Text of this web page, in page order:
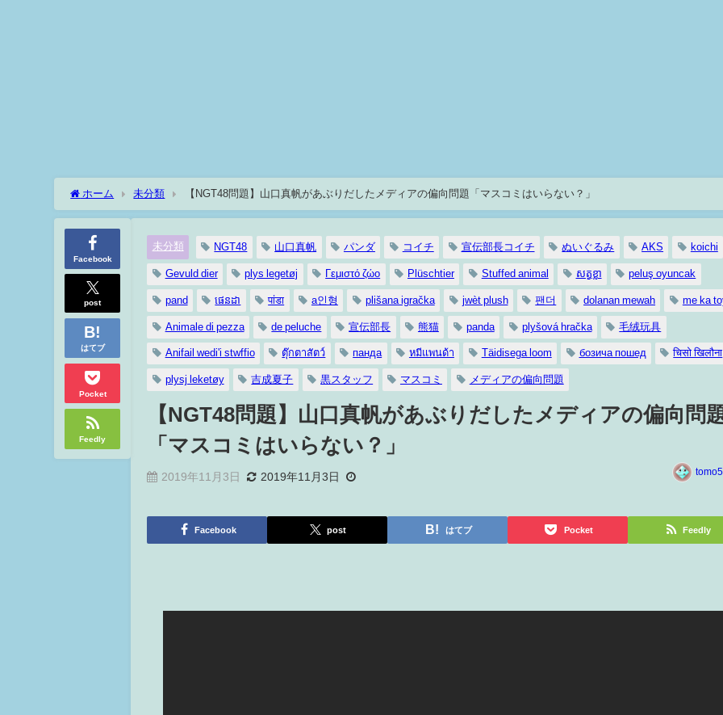
ホーム 未分類 【NGT48問題】山口真帆があぶりだしたメディアの偏向問題「マスコミはいらない？」
Facebook
post
はてブ
Pocket
Feedly
未分類 NGT48 山口真帆 パンダ コイチ 宣伝部長コイチ ぬいぐるみ AKS koichi
Gevuld dier plys legetøj Γεμιστό ζώο Plüschtier Stuffed animal សត្វខ្លា peluş oyuncak
pand ផេនដា पांडा a인형 plišana igračka jwèt plush 팬더 dolanan mewah me ka
Animale di pezza de peluche 宣伝部長 熊猫 panda plyšová hračka 毛绒玩具
Anifail wedi'i stwffio ตุ๊กตาสัตว์ панда หมีแพนด้า Täidisega loom бозича пошед चिसो खिलौना
plysj leketøy 吉成夏子 黒スタッフ マスコミ メディアの偏向問題
【NGT48問題】山口真帆があぶりだしたメディアの偏向問
「マスコミはいらない？」
2019年11月3日 2019年11月3日
Facebook post はてブ Pocket Feedly